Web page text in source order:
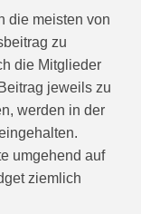
die meisten von
zu
die Mitglieder
jeweils zu
werden in der
umgehend auf
ziemlich